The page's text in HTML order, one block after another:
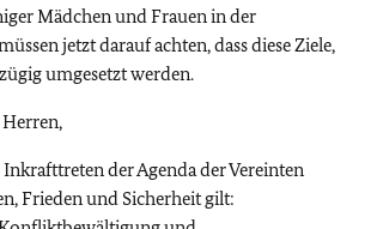
Mädchen und Frauen in der
jetzt darauf achten, dass diese Ziele,
umgesetzt werden.
Inkrafttreten der Agenda der Vereinten
Frieden und Sicherheit gilt: